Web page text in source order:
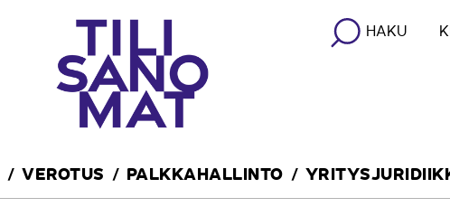
HAKU
VEROTUS PALKKAHALLINTO